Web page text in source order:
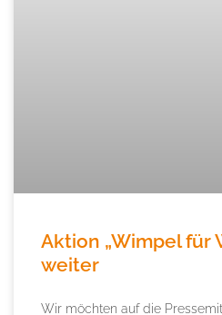
Aktion „Wimpel für
weiter
Wir möchten auf die